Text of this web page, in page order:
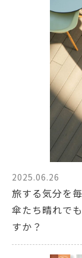
2025.06.26
旅する気分を
傘たち晴れで
すか？